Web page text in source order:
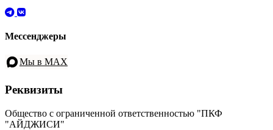
Мессенджеры
Мы в MAX
Реквизиты
Общество с ограниченной ответственностью "ПКФ
"АЙДЖИСИ"